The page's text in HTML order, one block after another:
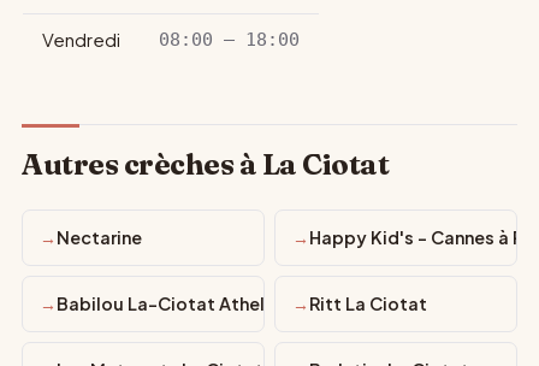
Vendredi 08:00 – 18:00
Autres crèches à La Ciotat
Nectarine Happy Kid's - Cannes à
Babilou La-Ciotat Athelia Ritt La Ciotat